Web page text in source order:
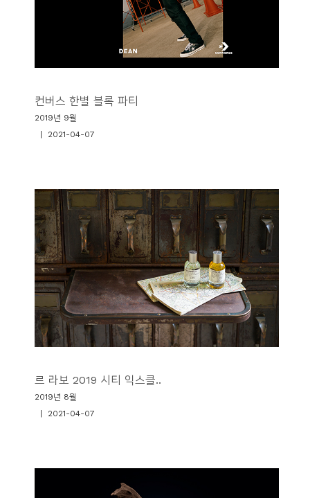
컨버스 한별 블록 파티
2019년 9월
| 2021-04-07
르 라보 2019 시티 익스클..
2019년 8월
| 2021-04-07